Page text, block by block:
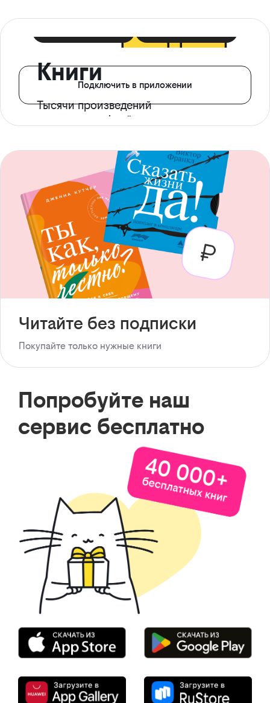
Книги
Тысячи произведений
с доступом офлайн
Подключить в приложении
Читайте без подписки
Покупайте только нужные книги
Попробуйте наш
сервис бесплатно